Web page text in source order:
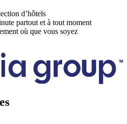
d’hôtels
partout et à tout moment
où que vous soyez